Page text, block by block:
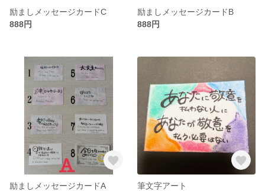
励ましメッセージカードC
888円
励ましメッセージカードB
888円
励ましメッセージカードA
筆文字アート